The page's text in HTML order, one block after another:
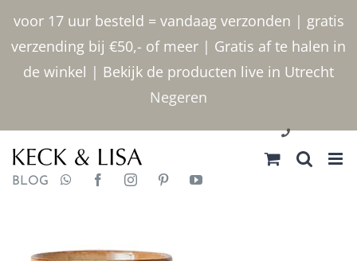
voor 17 uur besteld = vandaag verzonden | gratis
verzending bij €50,- of meer | Gratis af te halen in
de winkel | Bekijk de producten live in Utrecht
Negeren
inhoud
030 2400000
BLOG